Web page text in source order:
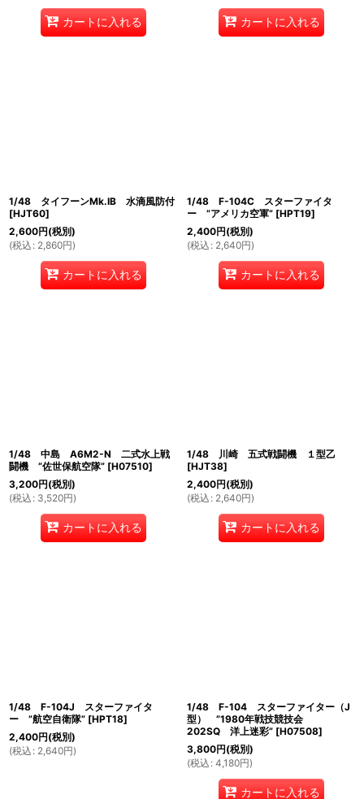
カートに入れる カートに入れる
1/48 タイフーンMk.IB 水滴風防付
[HJT60]
2,600円(税別)
(税込 : 2,860円)
カートに入れる
1/48 F-104C スターファイタ
ー ”アメリカ空軍” [HPT19]
2,400円(税別)
(税込 : 2,640円)
カートに入れる
1/48 中島 A6M2-N 二式水上戦
闘機 ”佐世保航空隊” [H07510]
3,200円(税別)
(税込 : 3,520円)
カートに入れる
1/48 川崎 五式戦闘機 １型乙
[HJT38]
2,400円(税別)
(税込 : 2,640円)
カートに入れる
1/48 F-104J スターファイタ
ー ”航空自衛隊” [HPT18]
2,400円(税別)
(税込 : 2,640円)
1/48 F-104 スターファイター（J
型） ”1980年戦技競技会
202SQ 洋上迷彩” [H07508]
3,800円(税別)
(税込 : 4,180円)
カートに入れる